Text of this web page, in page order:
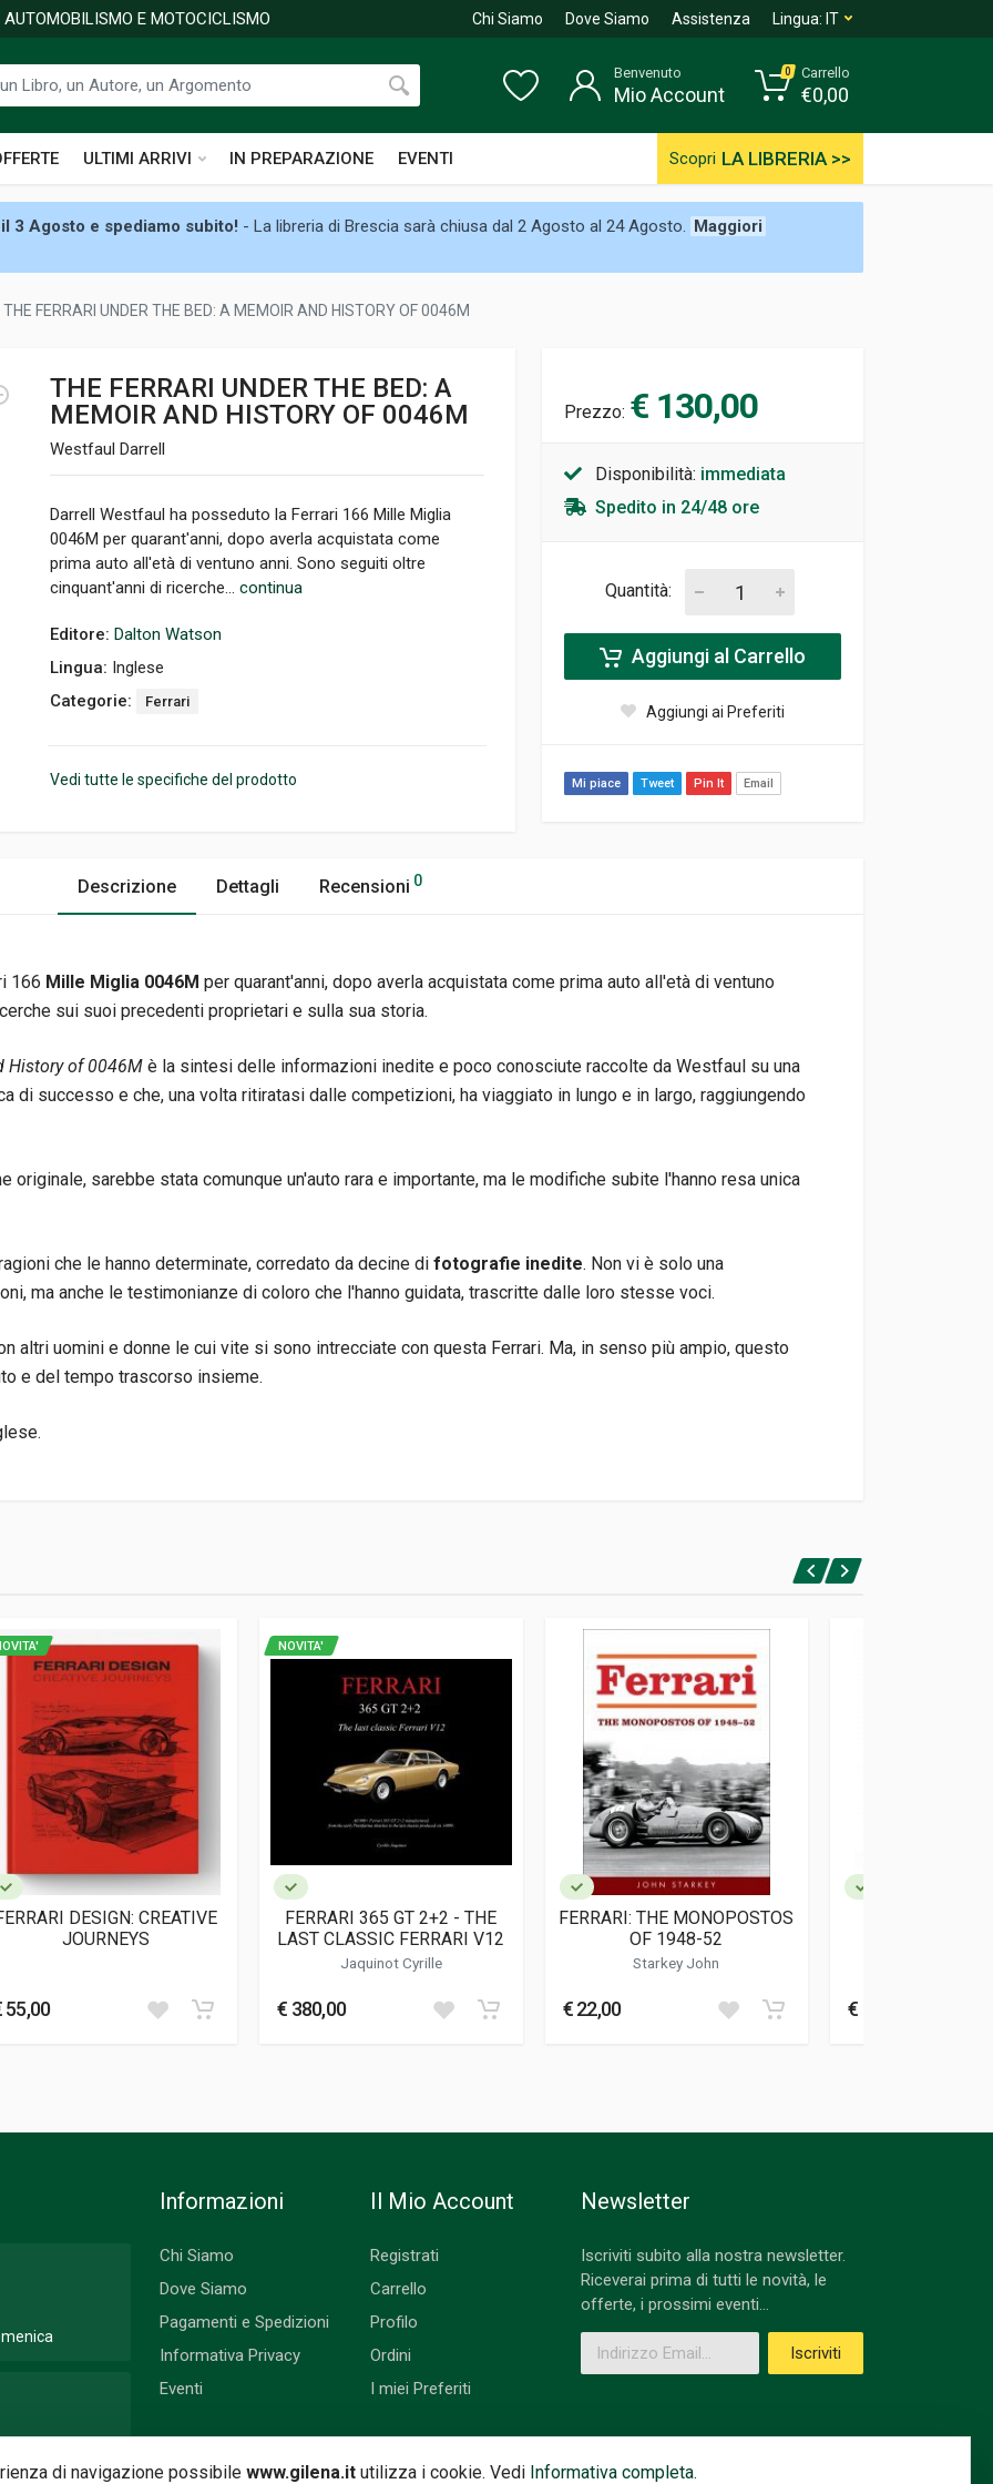
E MOTOCICLISMO Chi Siamo Dove Siamo Assistenza Lingua: IT
ULTIMI ARRIVI IN PREPARAZIONE EVENTI Scopri LA LIBRERIA >>
Benvenuto
Mio Account
0 Carrello
€0,00
3 Agosto e spediamo subito! - La libreria di Brescia sarà chiusa dal 2 Agosto al 24 Agosto. Maggiori
THE FERRARI UNDER THE BED: A MEMOIR AND HISTORY OF 0046M
THE FERRARI UNDER THE BED: A
MEMOIR AND HISTORY OF 0046M
Westfaul Darrell
Darrell Westfaul ha posseduto la Ferrari 166 Mille Miglia
0046M per quarant'anni, dopo averla acquistata come
prima auto all'età di ventuno anni. Sono seguiti oltre
cinquant'anni di ricerche... continua
Editore: Dalton Watson
Lingua: Inglese
Categorie:
Ferrari
Vedi tutte le specifiche del prodotto
Prezzo: € 130,00
Disponibilità: immediata
Spedito in 24/48 ore
Quantità:
Aggiungi al Carrello
Aggiungi ai Preferiti
Mi piace Tweet Pin It Email
Descrizione Dettagli Recensioni 0
166 Mille Miglia 0046M per quarant'anni, dopo averla acquistata come prima auto all'età di ventuno
sui suoi precedenti proprietari e sulla sua storia.
History of 0046M è la sintesi delle informazioni inedite e poco conosciute raccolte da Westfaul su una
di successo e che, una volta ritiratasi dalle competizioni, ha viaggiato in lungo e in largo, raggiungendo
sarebbe stata comunque un'auto rara e importante, ma le modifiche subite l'hanno resa unica
che le hanno determinate, corredato da decine di fotografie inedite. Non vi è solo una
ma anche le testimonianze di coloro che l'hanno guidata, trascritte dalle loro stesse voci.
altri uomini e donne le cui vite si sono intrecciate con questa Ferrari. Ma, in senso più ampio, questo
e del tempo trascorso insieme.
CorseDESIGN: CREATIVE
JOURNEYS
55,00
NOVITA'
FERRARI 365 GT 2+2 - THE
LAST CLASSIC FERRARI V12
Jaquinot Cyrille
€ 380,00
FERRARI: THE MONOPOSTOS
OF 1948-52
Starkey John
€ 22,00 € 110,00
di navigazione possibile www.gilena.it utilizza i cookie. Vedi Informativa completa.
Informazioni
Chi Siamo
Dove Siamo
Pagamenti e Spedizioni
Informativa Privacy
Eventi
Il Mio Account
Registrati
Carrello
Profilo
Ordini
I miei Preferiti
Newsletter
Iscriviti subito alla nostra newsletter.
Riceverai prima di tutti le novità, le
offerte, i prossimi eventi...
Indirizzo Email
Iscriviti